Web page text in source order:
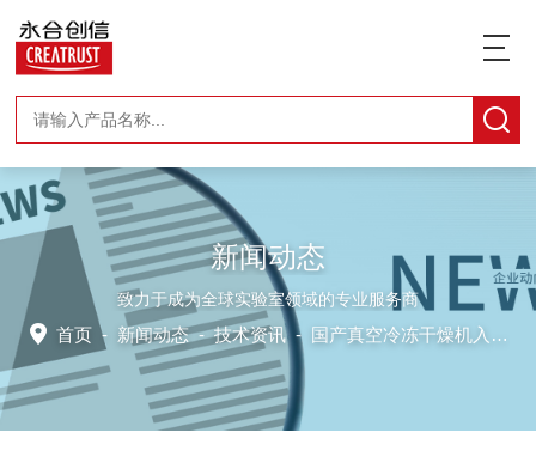
新闻动态
致力于成为全球实验室领域的专业服务商
首页 - 新闻动态-技术资讯 - 国产真空冷冻干燥机入门：核心使用技巧详解